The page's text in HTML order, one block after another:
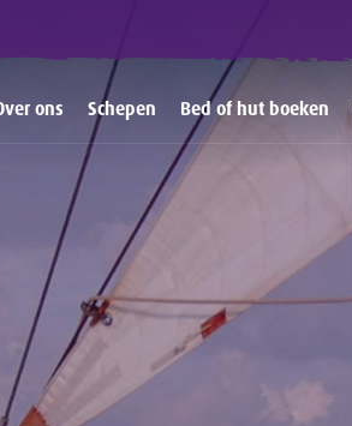
ons Schepen Bed of hut boeken